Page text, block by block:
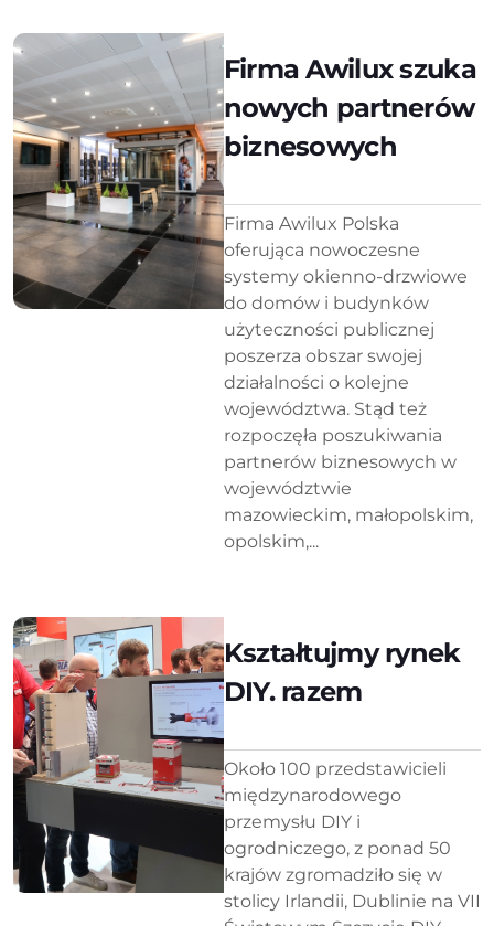
Firma Awilux szuka
nowych partnerów
biznesowych
Firma Awilux Polska
oferująca nowoczesne
systemy okienno-drzwiowe
do domów i budynków
użyteczności publicznej
poszerza obszar swojej
działalności o kolejne
województwa. Stąd też
rozpoczęła poszukiwania
partnerów biznesowych w
województwie
mazowieckim, małopolskim,
opolskim,...
Kształtujmy rynek
DIY. razem
Około 100 przedstawicieli
międzynarodowego
przemysłu DIY i
ogrodniczego, z ponad 50
krajów zgromadziło się w
stolicy Irlandii, Dublinie na VII